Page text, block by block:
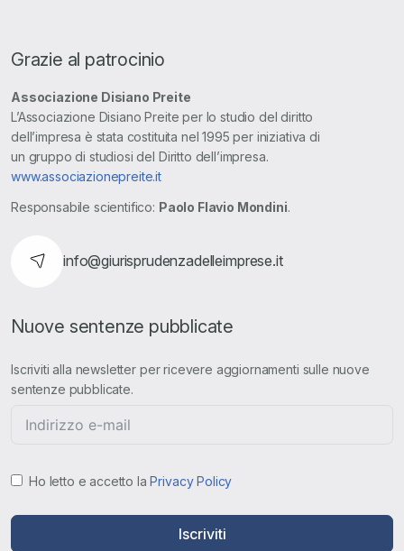
Grazie al patrocinio
Associazione Disiano Preite
L’Associazione Disiano Preite per lo studio del diritto
dell’impresa è stata costituita nel 1995 per iniziativa di
un gruppo di studiosi del Diritto dell’impresa.
www.associazionepreite.it
Responsabile scientifico: Paolo Flavio Mondini.
info@giurisprudenzadelleimprese.it
Nuove sentenze pubblicate
Iscriviti alla newsletter per ricevere aggiornamenti sulle nuove
sentenze pubblicate.
Ho letto e accetto laPrivacy Policy
Iscriviti